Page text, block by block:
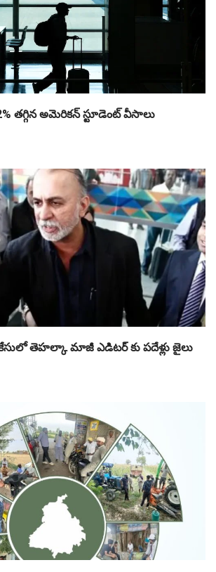
తగ్గిన అమెరికన్‌ స్టూడెంట్‌ వీసాలు
తెహ‌ల్కా మాజీ ఎడిట‌ర్ కు పదేళ్లు జైలు